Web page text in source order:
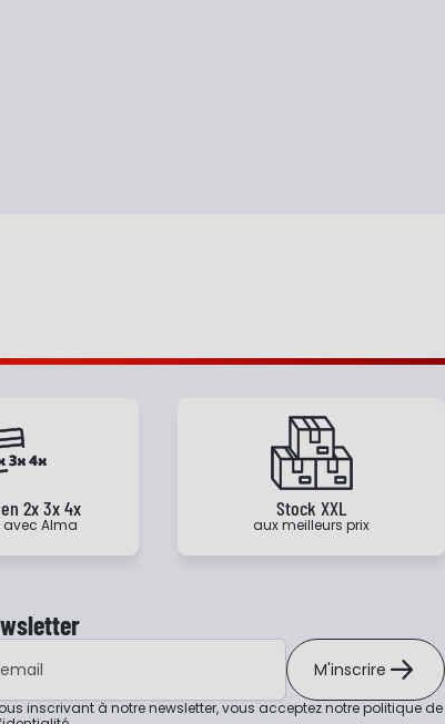
2x 3x 4x
Alma
Stock XXL
aux meilleurs prix
e-mail
M'inscrire
inscrivant à notre newsletter, vous acceptez notrepolitique de